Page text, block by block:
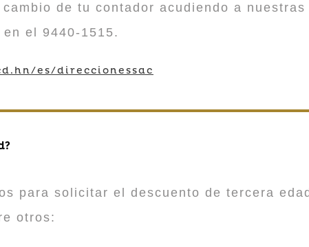
de tu contador acudiendo a
el 9440-1515.
es/direccionessac
para solicitar el descuento de tercera
otros: